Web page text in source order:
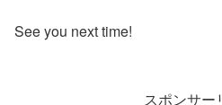
See you next time!
スポンサー